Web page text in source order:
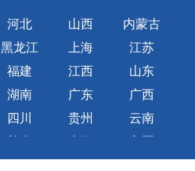
河北 山西
内蒙古
黑龙江 上海
江苏
福建 江西
山东
湖南 广东
广西
四川 贵州
云南